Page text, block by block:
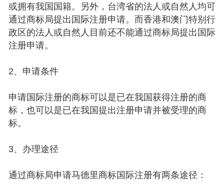
或拥有我国国籍。另外，台湾省的法人或自然人均可
通过商标局提出国际注册申请。而香港和澳门特别行
政区的法人或自然人目前还不能通过商标局提出国际
注册申请。
2、申请条件
申请国际注册的商标可以是已在我国获得注册的商
标，也可以是已在我国提出注册申请并被受理的商
标。
3、办理途径
通过商标局申请马德里商标国际注册有两条途径：